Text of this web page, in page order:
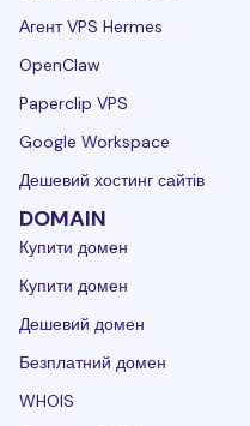
Агент VPS Hermes
OpenClaw
Paperclip VPS
Google Workspace
Дешевий хостинг сайтів
DOMAIN
Купити домен
Купити домен
Дешевий домен
Безплатний домен
WHOIS